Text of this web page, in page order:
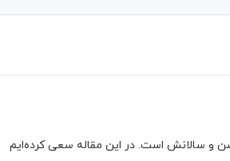
هوش کلامی در کودکان ، لازمه موفقیت کودک در آینده و برقراری رابطه‌ دوستانه با هم‌سن و سالانش است. در این مقاله سعی کرده‎‌ایم